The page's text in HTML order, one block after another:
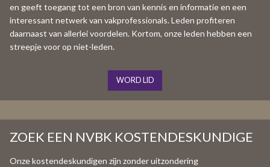
en geeft toegang tot een bron van kennis en informatie en een
interessant netwerk van vakprofessionals. Leden profiteren
daarnaast van allerlei voordelen. Kortom, onze leden hebben een
streepje voor op niet-leden.
WORD LID
ZOEK EEN NVBK KOSTENDESKUNDIGE
Onze kostendeskundigen zijn zonder uitzondering